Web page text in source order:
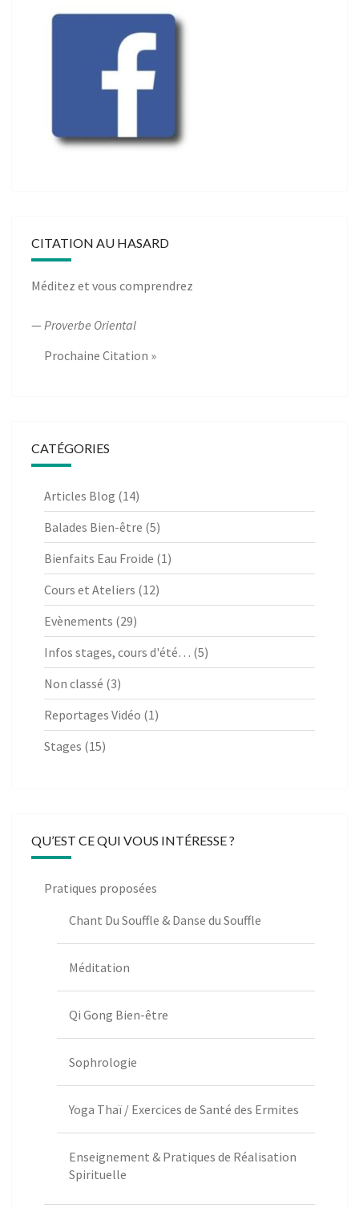
CITATION AU HASARD
Méditez et vous comprendrez
— Proverbe Oriental
Prochaine Citation »
CATÉGORIES
Articles Blog (14)
Balades Bien-être (5)
Bienfaits Eau Froide (1)
Cours et Ateliers (12)
Evènements (29)
Infos stages, cours d'été… (5)
Non classé (3)
Reportages Vidéo (1)
Stages (15)
QU’EST CE QUI VOUS INTÉRESSE ?
Pratiques proposées
Chant Du Souffle & Danse du Souffle
Méditation
Qi Gong Bien-être
Sophrologie
Yoga Thaï / Exercices de Santé des Ermites
Enseignement & Pratiques de Réalisation
Spirituelle